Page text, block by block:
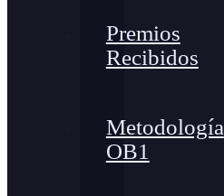
Premios
Recibidos
Metodología
OB1